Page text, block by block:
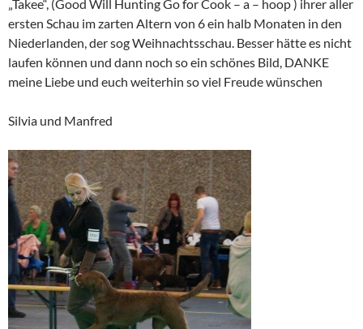
„Takee“, (Good Will Hunting Go for Cook – a – hoop ) ihrer aller
ersten Schau im zarten Altern von 6 ein halb Monaten in den
Niederlanden, der sog Weihnachtsschau. Besser hätte es nicht
laufen können und dann noch so ein schönes Bild, DANKE
meine Liebe und euch weiterhin so viel Freude wünschen
Silvia und Manfred